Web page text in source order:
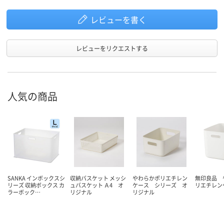
レビューを書く
レビューをリクエストする
人気の商品
SANKA インボックスシ
リーズ 収納ボックス カ
ラーボック…
収納バスケット メッシ
ュバスケット Ａ4 オ
リジナル
やわらかポリエチレン
ケース シリーズ オ
リジナル
無印良品
リエチレ